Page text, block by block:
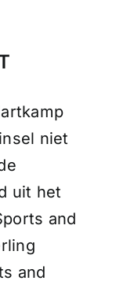
niet
uit het
and
and